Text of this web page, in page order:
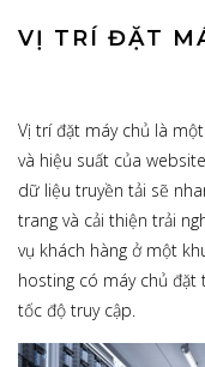
VỊ TRÍ ĐẶT
Vị trí đặt máy chủ là
và hiệu suất của
dữ liệu truyền tải sẽ
trang và cải thiện trải
vụ khách hàng ở một
hosting có máy chủ đặt
tốc độ truy cập.